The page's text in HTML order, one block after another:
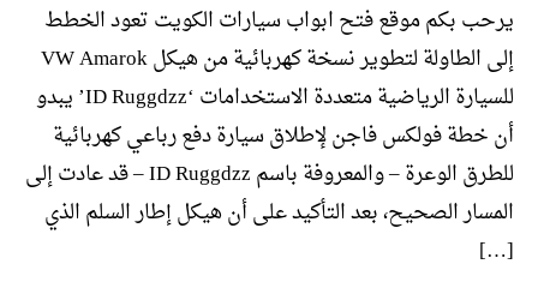
يرحب بكم موقع فتح ابواب سيارات الكويت تعود الخطط
إلى الطاولة لتطوير نسخة كهربائية من هيكل VW Amarok
للسيارة الرياضية متعددة الاستخدامات ‘ID Ruggdzz’ يبدو
أن خطة فولكس فاجن لإطلاق سيارة دفع رباعي كهربائية
للطرق الوعرة – والمعروفة باسم ID Ruggdzz – قد عادت إلى
المسار الصحيح، بعد التأكيد على أن هيكل إطار السلم الذي
[…]